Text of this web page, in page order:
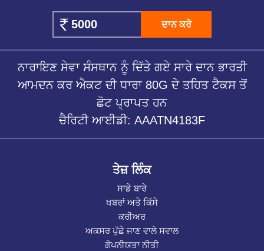
ਦਾਨ ਕਰੋ
ਨਾਰਾਇਣ ਸੇਵਾ ਸੰਸਥਾਨ ਨੂੰ ਦਿੱਤੇ ਗਏ ਸਾਰੇ ਦਾਨ ਭਾਰਤੀ
ਆਮਦਨ ਕਰ ਐਕਟ ਦੀ ਧਾਰਾ 80G ਦੇ ਤਹਿਤ ਟੈਕਸ ਤੋਂ
ਛੋਟ ਪ੍ਰਾਪਤ ਹਨ
ਚੈਰਿਟੀ ਆਈਡੀ: AAATN4183F
ਤੇਜ਼ ਲਿੰਕ
ਸਾਡੇ ਬਾਰੇ
ਖਬਰਾਂ ਅਤੇ ਕਿੱਸੇ
ਕਰੀਅਰ
ਅਕਸਰ ਪੁੱਛੇ ਜਾਣ ਵਾਲੇ ਸਵਾਲ
ਗੋਪਨੀਯਤਾ ਨੀਤੀ